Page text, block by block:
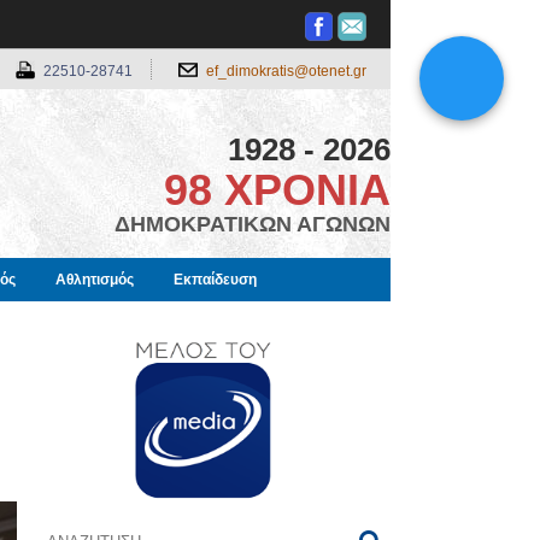
22510-28741 ef_dimokratis@otenet.gr
1928 - 2026
98 ΧΡΟΝΙΑ
ΔΗΜΟΚΡΑΤΙΚΩΝ ΑΓΩΝΩΝ
Αθλητισμός Εκπαίδευση